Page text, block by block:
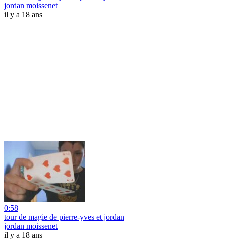
jordan moissenet
il y a 18 ans
0:58
tour de magie de pierre-yves et jordan
jordan moissenet
il y a 18 ans